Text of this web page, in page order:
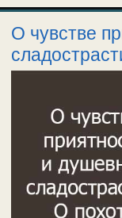
О чувстве